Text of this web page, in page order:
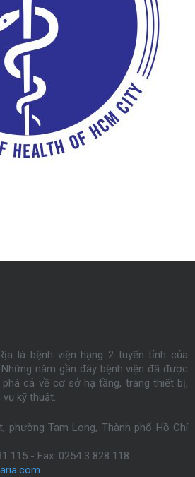
là bệnh viện hạng 2 tuyến tỉnh của
năm gần đây bệnh viện đã được
cả về cơ sở hạ tầng, trang thiết bị,
kỹ thuật.
phường Tam Long, Thành phố Hồ Chí
115 - Fax: 0254 3 828 118